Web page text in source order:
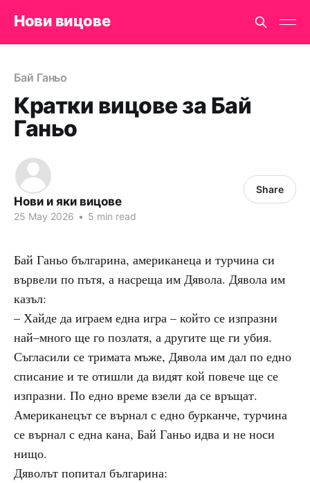
Нови вицове
Бай Ганьо
Кратки вицове за Бай
Ганьо
Нови и яки вицове
25 May 2026 • 5 min read
Share
Бай Ганьо българина, американеца и турчина си
вървели по пътя, а насреща им Дявола. Дявола им
казъл:
– Хайде да играем една игра – който се изпразни
най–много ще го позлатя, а другите ще ги убия.
Съгласили се тримата мъже, Дявола им дал по едно
списание и те отишли да видят кой повече ще се
изпразни. По едно време взели да се връщат.
Американецът се върнал с едно бурканче, турчина
се върнал с една кана, Бай Ганьо идва и не носи
нищо.
Дяволът попитал българина: